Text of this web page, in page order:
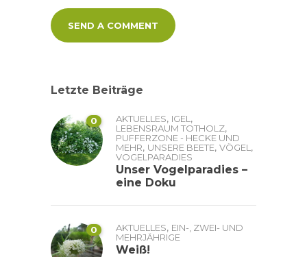
Letzte Beiträge
0 AKTUELLES, IGEL ,
LEBENSRAUM TOTHOLZ,
PUFFERZONE - HECKE UND
MEHR, UNSERE BEETE, VÖGEL ,
VOGELPARADIES
Unser Vogelparadies –
eine Doku
0 AKTUELLES, EIN-, ZWEI- UND
MEHRJÄHRIGE
Weiß!